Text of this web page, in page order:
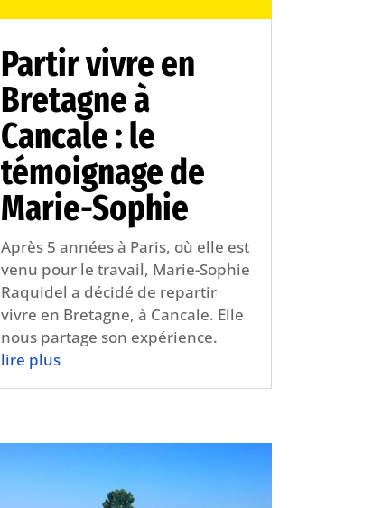
Partir vivre en
Bretagne à
Cancale : le
témoignage de
Marie-Sophie
Après 5 années à Paris, où elle est
venu pour le travail, Marie-Sophie
Raquidel a décidé de repartir
vivre en Bretagne, à Cancale. Elle
nous partage son expérience.
lire plus